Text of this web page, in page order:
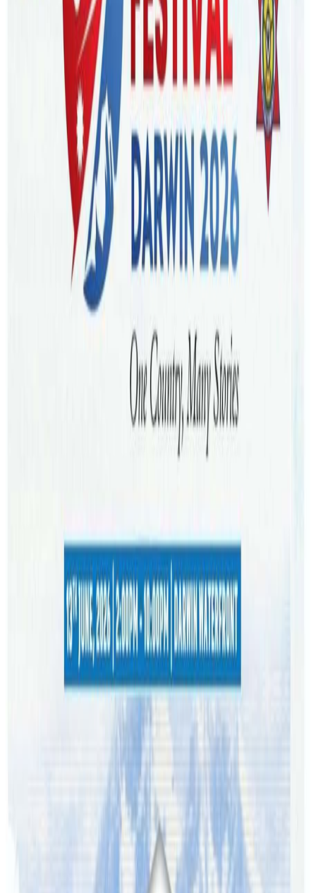
ब्रिजबेन । अष्ट्रेलियाको श्रम बजारलाई व्यवस्थित गर्ने अभियानलाई
फेयरवर्क अम्बुडस्म्यानले तिब्रता दिएको छ । फेयरवर्क इन्स्पेक्टरहरुले
उत्तरपश्चिम भिक्टोरियामा रहेका कृषि व्यवसायहरूमा अकस्मात
अनुगमन गरेर श्रमिकमाथी हुनसक्ने ठगीमा सचेत गराएको हो ।
कामदारहरूले सही पारिश्रमिक पाएका छन् वा छैनन, रोजगारदाताहरु
श्रम ऐन लगायतका प्रचलित कानुन कार्यान्वयनमा गम्भिर छन वा
छैनन भन्ने जानकारि लिन र दोषीमाथी कारबाही गराउन फेयरवर्क
अम्बुडस्म्यानले देशभर आफ्नो सक्रियता बढाएको छ । दुई हप्ता
लगाएर फेयर वर्क इन्स्पेक्टरहरूले सनरेशिया क्षेत्रका फार्महरू र श्रमिक
भाडामा लिने कम्पनीहरूलाई लक्षित गरेर अनुगमन गरेको बताइएको छ
। मिल्डुरा, इरिम्पल, कोलिगनन, रेड क्लिफहरू र रोबिनभेललगायत
विभिन्न स्थानका करिब ३० व्यवसायहरूको निरीक्षण गरिएको भएपनि
बेनामे उजूरीका आधारमा निरीक्षकहरु बादाम, एभोगाडो, सिट्रस
फलफूल, लसुन, अंगूर, च्याउ लगायतका उत्पादन हुने फार्ममा पुगेको
बताइएको छ ।
कार्यवाहक फेयर वर्क ओम्बड्सम्यान माइकल क्याम्पबेलले सबै क्षेत्रका
श्रमिकमाथी ठगी नहोस र कानुन कार्यान्वयनमा व्यवसायी सचेत बनुन
भन्ने उद्देश्यले अनुगमन गरिएको बताउनुभएको छ । फेयर वर्क
ओम्बड्सम्यानले तलब वा सेवा सुविधामा ठगिएको भएमा उजूरी दिएर
आफ्नो भुक्तानी लिन आग्रह गर्दैआएको छ ।
प्रतिक्रिया, गुनासो, सुझाव र सल्लाह छन् भने कृपया हामीलाई निम्न ईमेलमा
पठाउनुहोला । तपाईंको सहयोगले हामीलाई निष्पक्ष र तटस्थ पत्रकारिता गर्न
info@nepaltube.com.au
प्रतिक्रिया दिनुहोस